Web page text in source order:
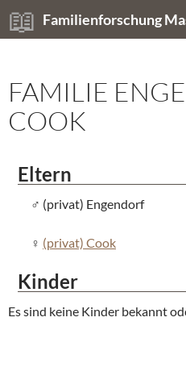
Zum
Inhalt
Familienforschung
Suchen
FAMILIE
COOK
Eltern
(privat) Engendorf
(privat) Cook
Kinder
Es sind keine Kinder bekannt